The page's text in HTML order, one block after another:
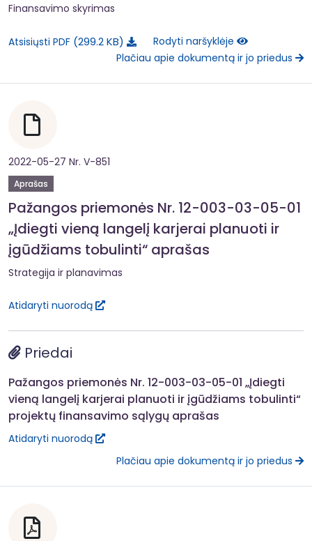
Finansavimo skyrimas
Atsisiųsti PDF 299.2 KB
Rodyti naršyklėje
Plačiau apie dokumentą ir jo priedus
2022-05-27 Nr. V-851
Aprašas
Pažangos priemonės Nr. 12-003-03-05-01
„Įdiegti vieną langelį karjerai planuoti ir
įgūdžiams tobulinti“ aprašas
Strategija ir planavimas
Atidaryti nuorodą
Priedai
Pažangos priemonės Nr. 12-003-03-05-01 „Įdiegti
vieną langelį karjerai planuoti ir įgūdžiams tobulinti“
projektų finansavimo sąlygų aprašas
Atidaryti nuorodą
Plačiau apie dokumentą ir jo priedus